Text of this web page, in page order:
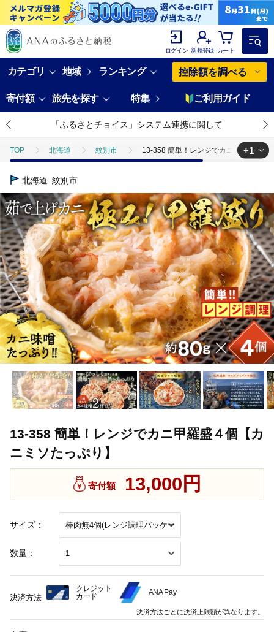
ログイン 新規登録 カート
カテゴリ 地域 ランキング 控除額を調べる
寄付額 旅先を探す 特集 ご利用ガイド
「ふるさとチョイス」システム連携に関して
TOP 北海道 紋別市 13-358 簡単！レンジでカニ甲羅盛４個
TOP
+1
北海道 紋別市
13-358 簡単！レンジでカニ甲羅盛４個【カ
ニミソたっぷり】
サイズ：
数量：
寄付額 13,000円
決済方法
クレジット
カード
ANA Pay
決済方法ごとに決済上限額が異なります。